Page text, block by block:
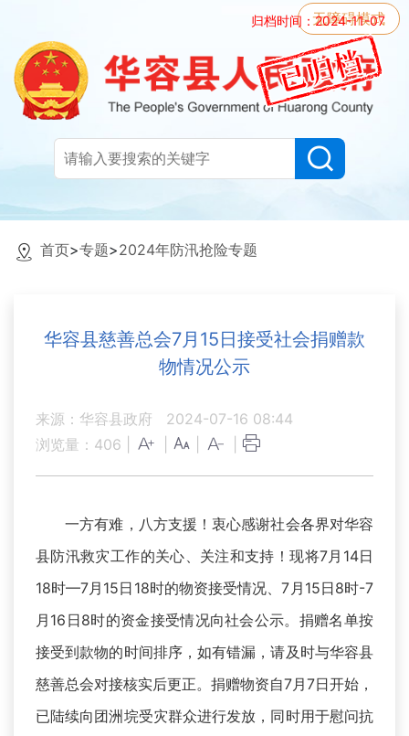
归档时间：2024-11-07
无障碍模式
首页>专题>2024年防汛抢险专题
华容县慈善总会7月15日接受社会捐赠款
物情况公示
来源：华容县政府
2024-07-16 08:44
浏览量： 406
一方有难，八方支援！衷心感谢社会各界对华容
县防汛救灾工作的关心、关注和支持！现将7月14日
18时—7月15日18时的物资接受情况、7月15日8时-7
月16日8时的资金接受情况向社会公示。捐赠名单按
接受到款物的时间排序，如有错漏，请及时与华容县
慈善总会对接核实后更正。捐赠物资自7月7日开始，
已陆续向团洲垸受灾群众进行发放，同时用于慰问抗